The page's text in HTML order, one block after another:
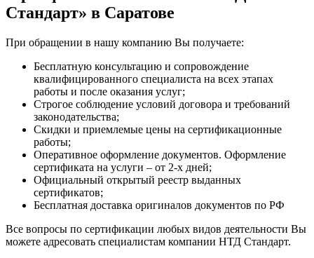
Стандарт» в Саратове
При обращении в нашу компанию Вы получаете:
Бесплатную консультацию и сопровождение
квалифицированного специалиста на всех этапах
работы и после оказания услуг;
Строгое соблюдение условий договора и требований
законодательства;
Скидки и приемлемые цены на сертификационные
работы;
Оперативное оформление документов. Оформление
сертификата на услуги – от 2-х дней;
Официальный открытый реестр выданных
сертификатов;
Бесплатная доставка оригиналов документов по РФ
Все вопросы по сертификации любых видов деятельности Вы
можете адресовать специалистам компании НТД Стандарт.